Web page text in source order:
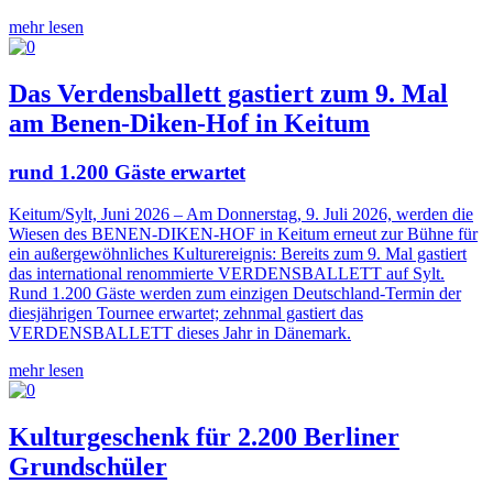
mehr lesen
Das Verdensballett gastiert zum 9. Mal
am Benen-Diken-Hof in Keitum
rund 1.200 Gäste erwartet
Keitum/Sylt, Juni 2026 – Am Donnerstag, 9. Juli 2026, werden die
Wiesen des BENEN-DIKEN-HOF in Keitum erneut zur Bühne für
ein außergewöhnliches Kulturereignis: Bereits zum 9. Mal gastiert
das international renommierte VERDENSBALLETT auf Sylt.
Rund 1.200 Gäste werden zum einzigen Deutschland-Termin der
diesjährigen Tournee erwartet; zehnmal gastiert das
VERDENSBALLETT dieses Jahr in Dänemark.
mehr lesen
Kulturgeschenk für 2.200 Berliner
Grundschüler